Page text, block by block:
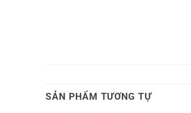
SẢN PHẨM TƯƠNG TỰ